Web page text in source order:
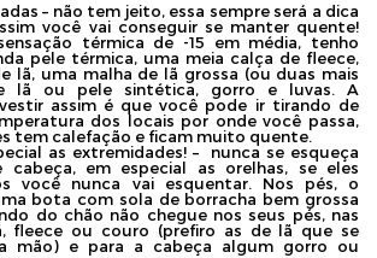
– não tem jeito, essa sempre será a dica
você vai conseguir se manter quente!
térmica de -15 em média, tenho
pele térmica, uma meia calça de fleece,
lã, uma malha de lã grossa (ou duas mais
lã ou pele sintética, gorro e luvas. A
assim é que você pode ir tirando de
dos locais por onde você passa,
tem calefação e ficam muito quente.
as extremidades! – nunca se esqueça
cabeça, em especial as orelhas, se eles
você nunca vai esquentar. Nos pés, o
bota com sola de borracha bem grossa
do chão não chegue nos seus pés, nas
fleece ou couro (prefiro as de lã que se
mão) e para a cabeça algum gorro ou